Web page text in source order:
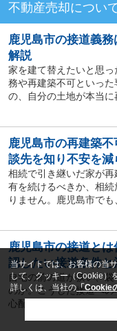
不動産売却につい
鹿児島市の接道義
解説
家を建て替えたいと思
務や再建築不可といっ
の、自分の土地が本当に
鹿児島市の再建築
談先を知り不安を減
相続で引き継いだ家が
有を続けるべきか、相
りません。鹿児島市で
鹿児島市の接道と
認したい接道条件
自宅の前の道が狭い、
のか。こうした接道へ
心配になります。しかし
当サイトでは、お客様の当
して、クッキー（Cookie）
詳しくは、当社の「Cookie